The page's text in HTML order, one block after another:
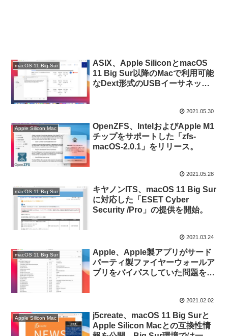
macOS 11 Big Sur
ASIX、Apple SiliconとmacOS
11 Big Sur以降のMacで利用可能
なDext形式のUSBイーサネット
2021.05.30
Apple Silicon Mac
OpenZFS、IntelおよびApple M1
チップをサポートした「zfs-
macOS-2.0.1」をリリース。
2021.05.28
macOS 11 Big Sur
キヤノンITS、macOS 11 Big Sur
に対応した「ESET Cyber
Security /Pro」の提供を開始。
2021.03.24
macOS 11 Big Sur
Apple、Apple製アプリがサード
パーティ製ファイヤーウォールア
プリをバイパスしていた問題を
2021.02.02
Apple Silicon Mac
j5create、macOS 11 Big Surと
Apple Silicon Macとの互換性情